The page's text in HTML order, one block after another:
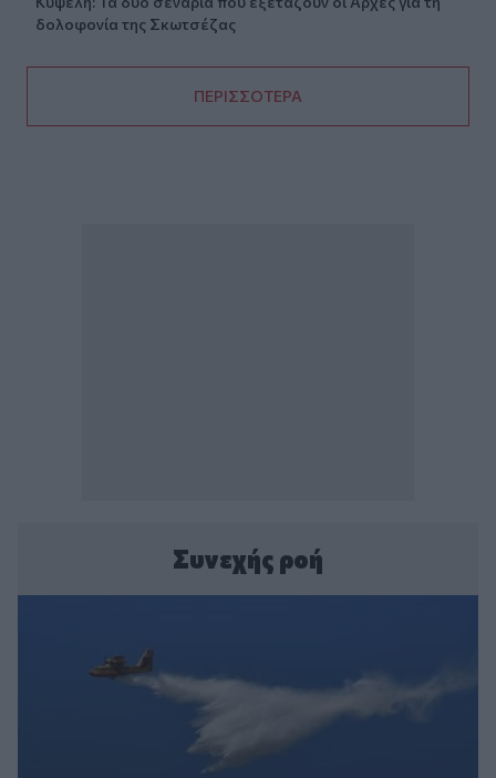
δολοφονία της Σκωτσέζας
ΠΕΡΙΣΣΟΤΕΡΑ
Συνεχής ροή